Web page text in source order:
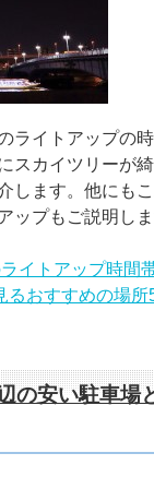
ライトアップの
スカイツリーが
します。他にも
ップもご説明しま
ライトアップ時間
るおすすめの場
の安い駐車場